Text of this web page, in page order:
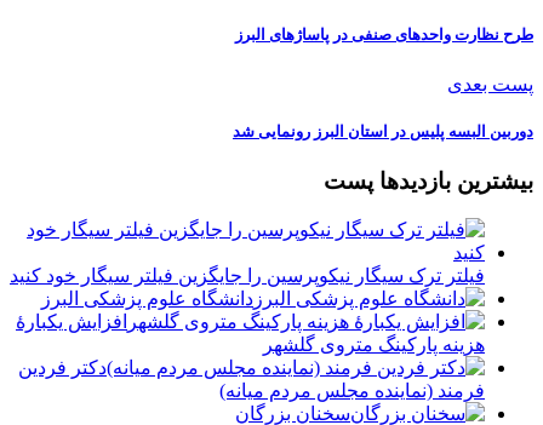
طرح نظارت واحدهای صنفی در پاساژهای البرز
پست بعدی
دوربین البسه پلیس در استان البرز رونمایی شد
بیشترین بازدیدها پست
فیلتر ترک سیگار نیکوپرسین را جایگزین فیلتر سیگار خود کنید
دانشگاه علوم پزشکی البرز
افزایش یکبارۀ
هزینه پارکینگ متروی گلشهر
دكتر فردين
فرمند (نماينده مجلس مردم میانه)
سخنان بزرگان